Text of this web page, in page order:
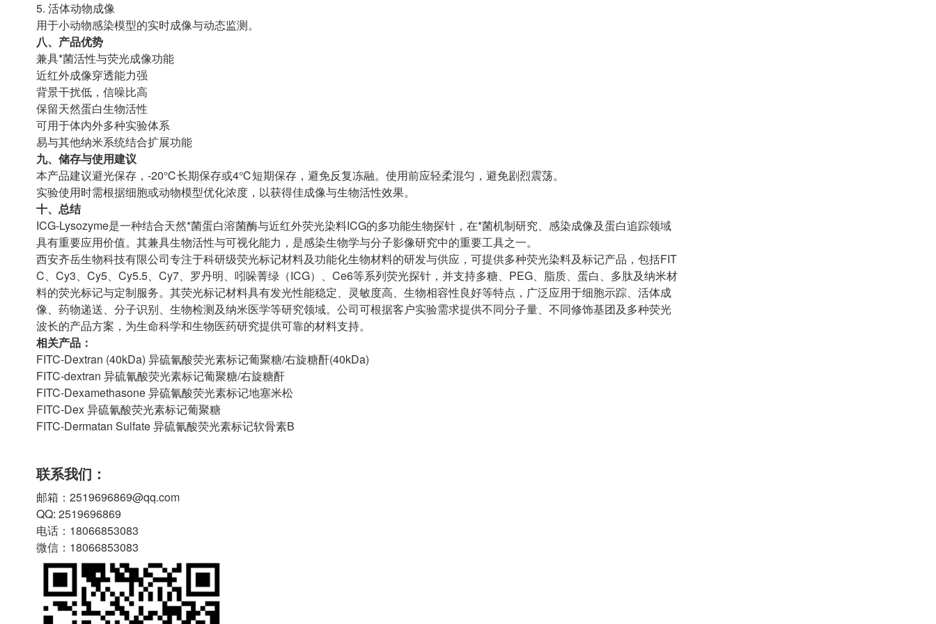
5. 活体动物成像
用于小动物感染模型的实时成像与动态监测。
八、产品优势
兼具*菌活性与荧光成像功能
近红外成像穿透能力强
背景干扰低，信噪比高
保留天然蛋白生物活性
可用于体内外多种实验体系
易与其他纳米系统结合扩展功能
九、储存与使用建议
本产品建议避光保存，-20℃长期保存或4℃短期保存，避免反复冻融。使用前应轻柔混匀，避免剧烈震荡。
实验使用时需根据细胞或动物模型优化浓度，以获得佳成像与生物活性效果。
十、总结
ICG-Lysozyme是一种结合天然*菌蛋白溶菌酶与近红外荧光染料ICG的多功能生物探针，在*菌机制研究、感染成像及蛋白追踪领域
具有重要应用价值。其兼具生物活性与可视化能力，是感染生物学与分子影像研究中的重要工具之一。
西安齐岳生物科技有限公司专注于科研级荧光标记材料及功能化生物材料的研发与供应，可提供多种荧光染料及标记产品，包括FIT
C、Cy3、Cy5、Cy5.5、Cy7、罗丹明、吲哚菁绿（ICG）、Ce6等系列荧光探针，并支持多糖、PEG、脂质、蛋白、多肽及纳米材
料的荧光标记与定制服务。其荧光标记材料具有发光性能稳定、灵敏度高、生物相容性良好等特点，广泛应用于细胞示踪、活体成
像、药物递送、分子识别、生物检测及纳米医学等研究领域。公司可根据客户实验需求提供不同分子量、不同修饰基团及多种荧光
波长的产品方案，为生命科学和生物医药研究提供可靠的材料支持。
相关产品：
FITC-Dextran (40kDa) 异硫氰酸荧光素标记葡聚糖/右旋糖酐(40kDa)
FITC-dextran 异硫氰酸荧光素标记葡聚糖/右旋糖酐
FITC-Dexamethasone 异硫氰酸荧光素标记地塞米松
FITC-Dex 异硫氰酸荧光素标记葡聚糖
FITC-Dermatan Sulfate 异硫氰酸荧光素标记软骨素B
联系我们：
邮箱：2519696869@qq.com
QQ: 2519696869
电话：18066853083
微信：18066853083